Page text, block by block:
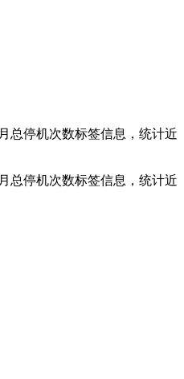
总停机次数标签信息，统计近
总停机次数标签信息，统计近